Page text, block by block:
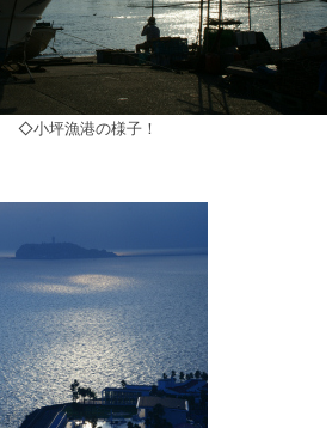
◇小坪漁港の様子！